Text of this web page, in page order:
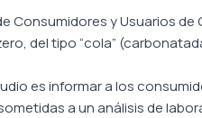
Consumidores y Usuarios
del tipo “cola”
es informar a los
a un análisis de